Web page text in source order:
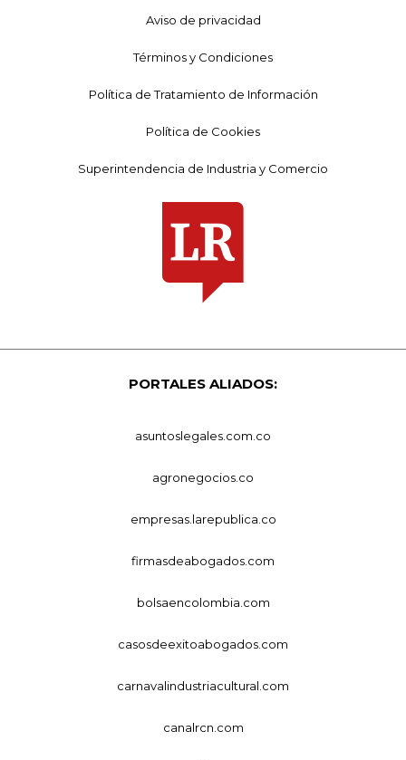
Aviso de privacidad
Términos y Condiciones
Política de Tratamiento de Información
Política de Cookies
Superintendencia de Industria y Comercio
PORTALES ALIADOS:
asuntoslegales.com.co
agronegocios.co
empresas.larepublica.co
firmasdeabogados.com
bolsaencolombia.com
casosdeexitoabogados.com
carnavalindustriacultural.com
canalrcn.com